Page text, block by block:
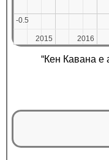
2015
2015 2016
2016
-0.5
-0.5
“Кен Кавана е